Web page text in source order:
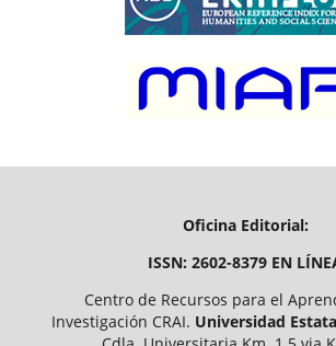
Oficina Editorial:
ISSN: 2602-8379 EN
Centro de Recursos para el
Investigación CRAI. Universidad